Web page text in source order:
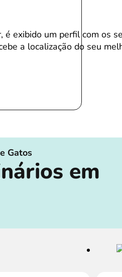
é exibido um perfil com os
a localização do seu
Gatos
em